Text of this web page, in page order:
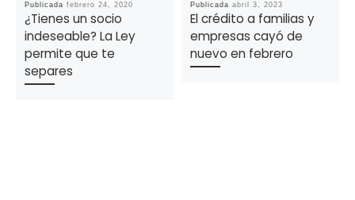
Publicada febrero 24, 2020
¿Tienes un socio
indeseable? La Ley
permite que te
separes
Publicada abril 3, 2023
El crédito a familias y
empresas cayó de
nuevo en febrero